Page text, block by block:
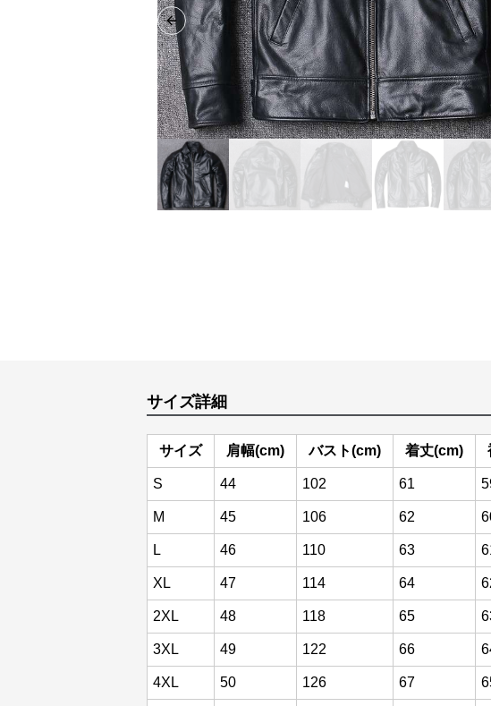
Previous slide
サイズ詳細
サイズ 肩幅(cm) バスト(cm) 着丈(cm)
S 44 102 61
M 45 106 62
L 46 110 63
XL 47 114 64
2XL 48 118 65
3XL 49 122 66
4XL 50 126 67